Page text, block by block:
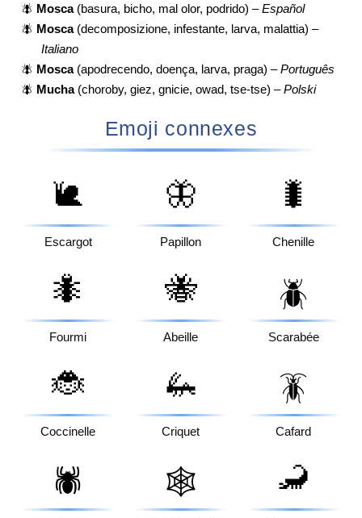
🪰 Mosca(basura, bicho, mal olor, podrido) –Español
🪰 Mosca(decomposizione, infestante, larva, malattia) –
Italiano
🪰 Mosca(apodrecendo, doença, larva, praga) –Português
🪰 Mucha(choroby, giez, gnicie, owad, tse-tse) –Polski
Emoji connexes
🐌
Escargot
🦋
Papillon
🐛
Chenille
🐜
Fourmi
🐝
Abeille
🪲
Scarabée
🐞
Coccinelle
🦗
Criquet
🪳
Cafard
🕷️ 🕸️ 🦂